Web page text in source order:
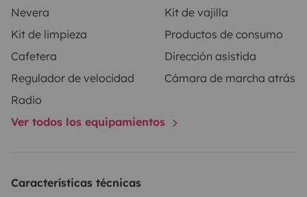
Nevera
Kit de vajilla
Kit de limpieza
Productos de consumo
Cafetera
Dirección asistida
Regulador de velocidad
Cámara de marcha atrás
Radio
Ver todos los equipamientos
Características técnicas